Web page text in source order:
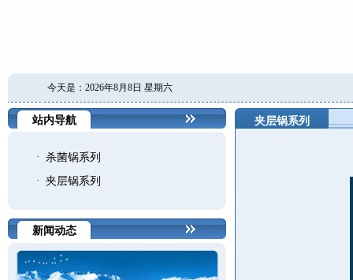
今天是：2026年8月8日 星期六
站内导航
· 杀菌锅系列
· 夹层锅系列
新闻动态
夹层锅系列